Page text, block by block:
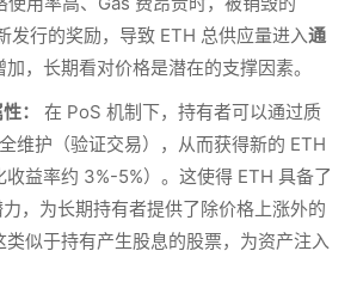
发行的奖励，导致 ETH 总供应量进入通
，长期看对价格是潜在的支撑因素。
：
在 PoS 机制下，持有者可以通过质
维护（验证交易），从而获得新的 ETH
益率约 3%-5%）。这使得 ETH 具备了
力，为长期持有者提供了除价格上涨外的
类似于持有产生股息的股票，为资产注入